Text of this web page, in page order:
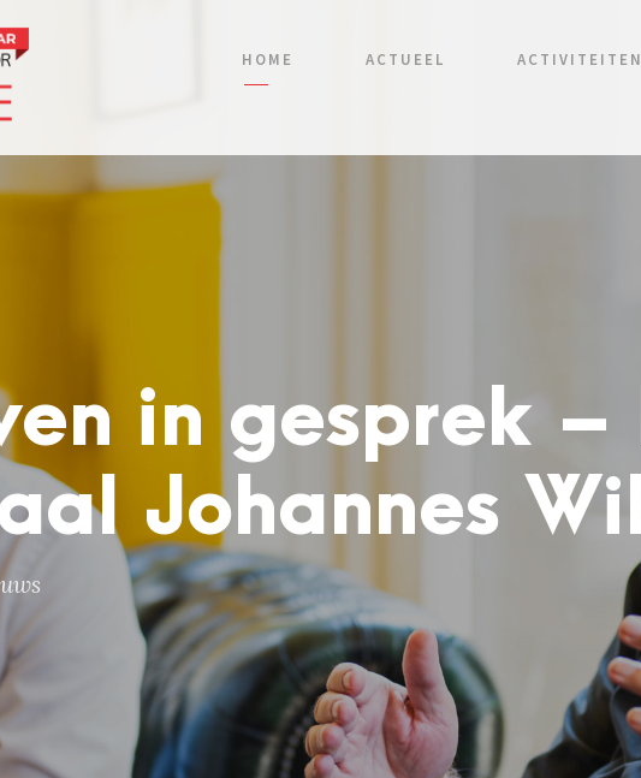
HOME ACTUEEL ACTIVITEITEN
in gesprek
Johannes